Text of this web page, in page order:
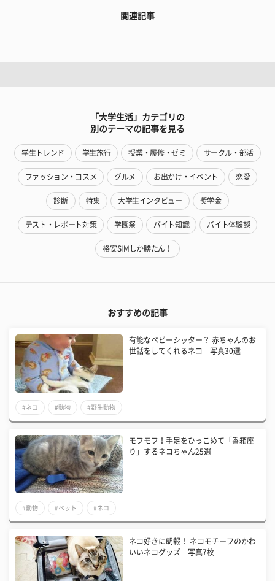
関連記事
「大学生活」カテゴリの
別のテーマの記事を見る
学生トレンド 学生旅行 授業・履修・ゼミ サークル・部活
ファッション・コスメ グルメ お出かけ・イベント 恋愛
診断 特集 大学生インタビュー 奨学金
テスト・レポート対策 学園祭 バイト知識 バイト体験談
格安SIMしか勝たん！
おすすめの記事
有能なベビーシッター？ 赤ちゃんのお
世話をしてくれるネコ 写真30選
#ネコ #動物 #野生動物
モフモフ！手足をひっこめて「香箱座
り」するネコちゃん25選
#動物 #ペット #ネコ
ネコ好きに朗報！ ネコモチーフのかわ
いいネコグッズ 写真7枚